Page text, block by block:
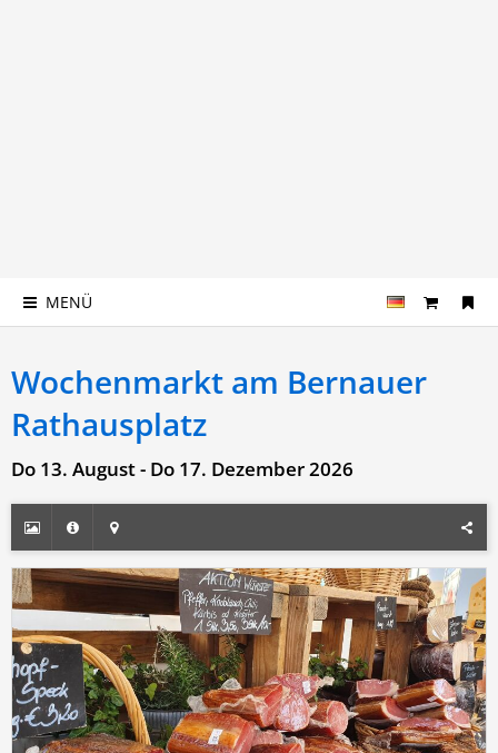
MENÜ
Wochenmarkt am Bernauer
Rathausplatz
Do 13. August - Do 17. Dezember 2026